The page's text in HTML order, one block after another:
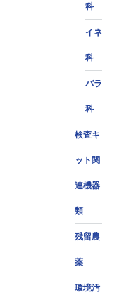
科
イネ
科
バラ
科
検査キ
ット関
連機器
類
残留農
薬
環境汚